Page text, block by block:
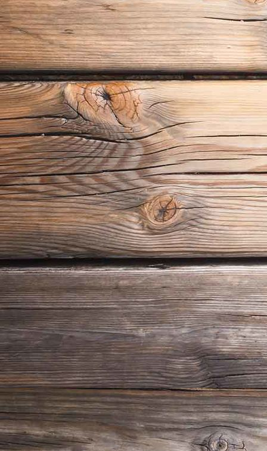
Lijm aanbrengen glasweefsel Hendrik Ido Ambacht